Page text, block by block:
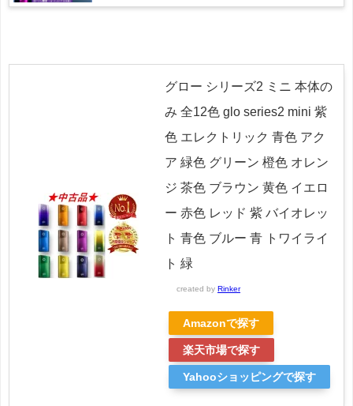
グロー シリーズ2 ミニ 本体の
み 全12色 glo series2 mini 紫
色 エレクトリック 青色 アク
ア 緑色 グリーン 橙色 オレン
ジ 茶色 ブラウン 黄色 イエロ
ー 赤色 レッド 紫 バイオレッ
ト 青色 ブルー 青 トワイライ
ト 緑
created by Rinker
Amazonで探す
楽天市場で探す
Yahooショッピングで探す